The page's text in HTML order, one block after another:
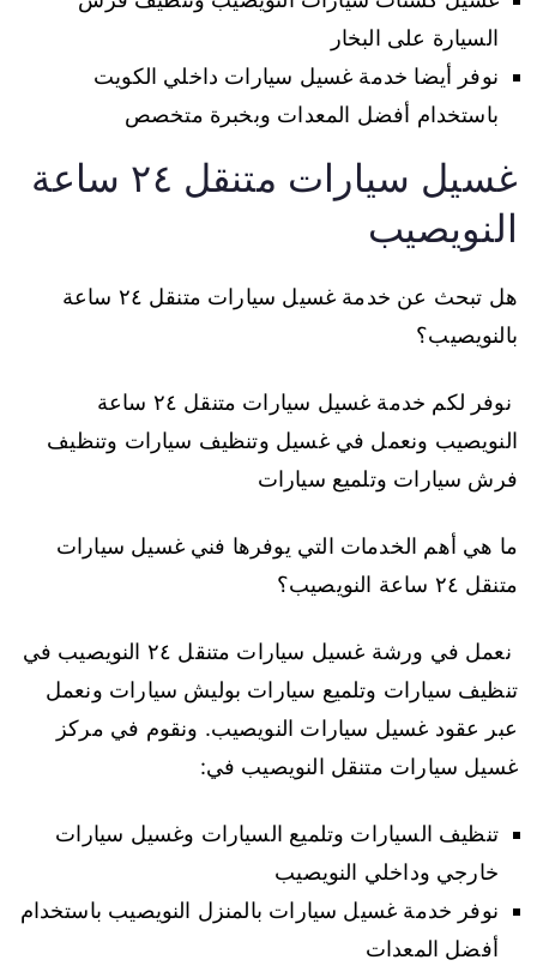
السيارة على البخار
نوفر أيضا خدمة غسيل سيارات داخلي الكويت
باستخدام أفضل المعدات وبخبرة متخصص
غسيل سيارات متنقل ٢٤ ساعة
النويصيب
هل تبحث عن خدمة غسيل سيارات متنقل ٢٤ ساعة
بالنويصيب؟
نوفر لكم خدمة غسيل سيارات متنقل ٢٤ ساعة
النويصيب ونعمل في غسيل وتنظيف سيارات وتنظيف
فرش سيارات وتلميع سيارات
ما هي أهم الخدمات التي يوفرها فني غسيل سيارات
متنقل ٢٤ ساعة النويصيب؟
نعمل في ورشة غسيل سيارات متنقل ٢٤ النويصيب في
تنظيف سيارات وتلميع سيارات بوليش سيارات ونعمل
عبر عقود غسيل سيارات النويصيب. ونقوم في مركز
غسيل سيارات متنقل النويصيب في:
تنظيف السيارات وتلميع السيارات وغسيل سيارات
خارجي وداخلي النويصيب
نوفر خدمة غسيل سيارات بالمنزل النويصيب باستخدام
أفضل المعدات